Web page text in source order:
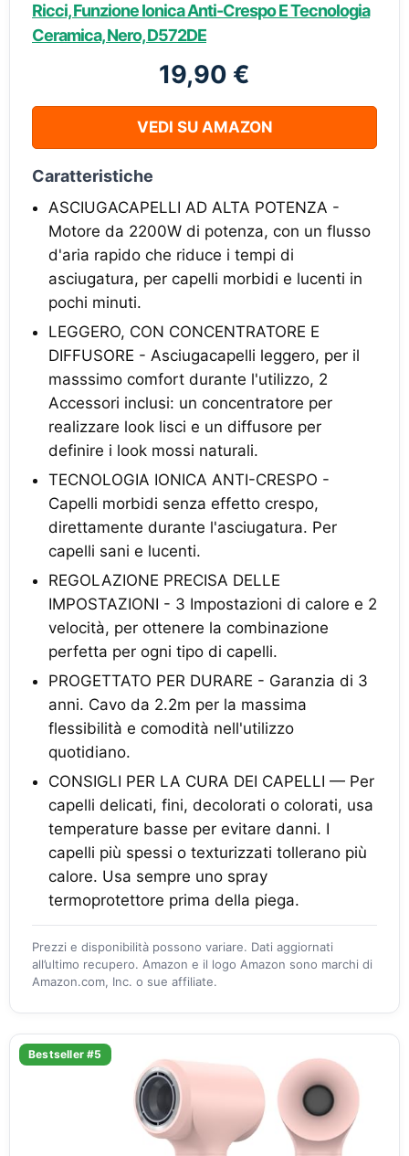
Ricci, Funzione Ionica Anti-Crespo E Tecnologia
Ceramica, Nero, D572DE
19,90 €
VEDI SU AMAZON
Caratteristiche
ASCIUGACAPELLI AD ALTA POTENZA -
Motore da 2200W di potenza, con un flusso
d'aria rapido che riduce i tempi di
asciugatura, per capelli morbidi e lucenti in
pochi minuti.
LEGGERO, CON CONCENTRATORE E
DIFFUSORE - Asciugacapelli leggero, per il
masssimo comfort durante l'utilizzo, 2
Accessori inclusi: un concentratore per
realizzare look lisci e un diffusore per
definire i look mossi naturali.
TECNOLOGIA IONICA ANTI-CRESPO -
Capelli morbidi senza effetto crespo,
direttamente durante l'asciugatura. Per
capelli sani e lucenti.
REGOLAZIONE PRECISA DELLE
IMPOSTAZIONI - 3 Impostazioni di calore e 2
velocità, per ottenere la combinazione
perfetta per ogni tipo di capelli.
PROGETTATO PER DURARE - Garanzia di 3
anni. Cavo da 2.2m per la massima
flessibilità e comodità nell'utilizzo
quotidiano.
CONSIGLI PER LA CURA DEI CAPELLI — Per
capelli delicati, fini, decolorati o colorati, usa
temperature basse per evitare danni. I
capelli più spessi o texturizzati tollerano più
calore. Usa sempre uno spray
termoprotettore prima della piega.
Prezzi e disponibilità possono variare. Dati aggiornati
all’ultimo recupero. Amazon e il logo Amazon sono marchi di
Amazon.com, Inc. o sue affiliate.
Bestseller #5